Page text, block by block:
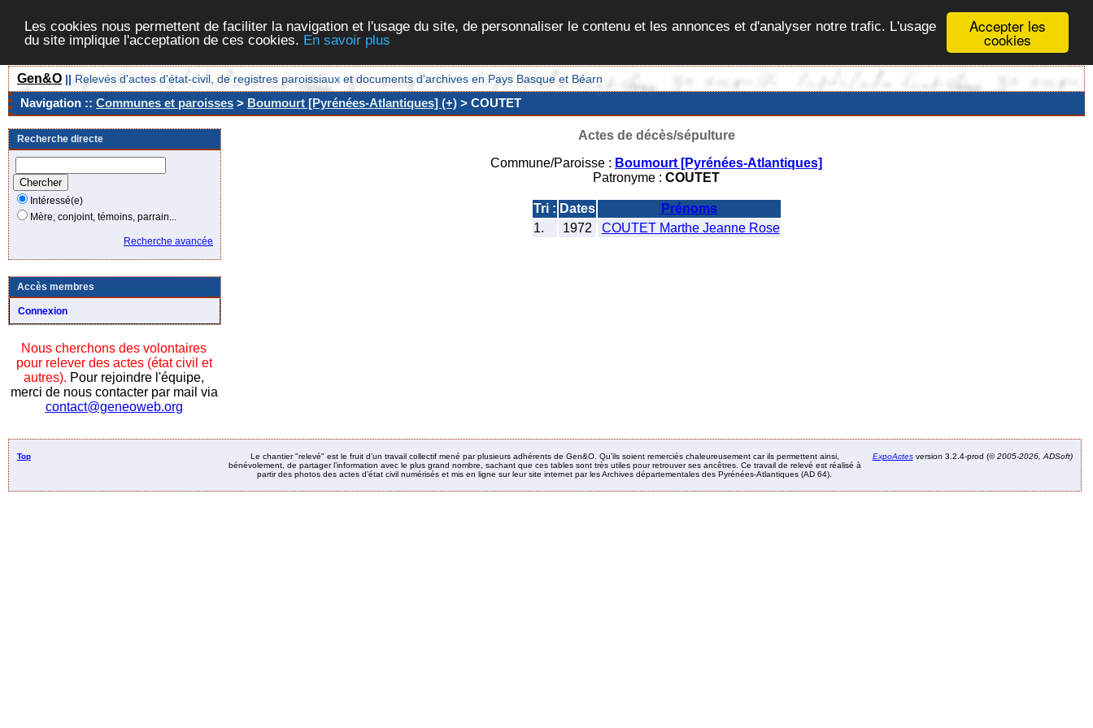
Accepter les
cookies
Les cookies nous permettent de faciliter la navigation et l'usage du site, de personnaliser le contenu et les annonces et d'analyser notre trafic. L'usage
du site implique l'acceptation de ces cookies. En savoir plus
Gen&O || Relevés d'actes d'état-civil, de registres paroissiaux et documents d'archives en Pays Basque et Béarn
Navigation :: Communes et paroisses > Boumourt [Pyrénées-Atlantiques] (+) > COUTET
Recherche directe
Intéressé(e)
Mère, conjoint, témoins, parrain...
Recherche avancée
Accès membres
Connexion
Nous cherchons des volontaires
pour relever des actes (état civil et
autres). Pour rejoindre l'équipe,
merci de nous contacter par mail via
contact@geneoweb.org
Actes de décès/sépulture
Commune/Paroisse : Boumourt [Pyrénées-Atlantiques]
Patronyme : COUTET
Tri : Dates
Prénoms
1.
1972 COUTET Marthe Jeanne Rose
Top
Le chantier "relevé" est le fruit d’un travail collectif mené par plusieurs adhérents de Gen&O. Qu’ils soient remerciés chaleureusement car ils permettent ainsi,
bénévolement, de partager l’information avec le plus grand nombre, sachant que ces tables sont très utiles pour retrouver ses ancêtres. Ce travail de relevé est réalisé à
partir des photos des actes d’état civil numérisés et mis en ligne sur leur site internet par les Archives départementales des Pyrénées-Atlantiques (AD 64).
ExpoActesversion 3.2.4-prod (©2005-2026, ADSoft)